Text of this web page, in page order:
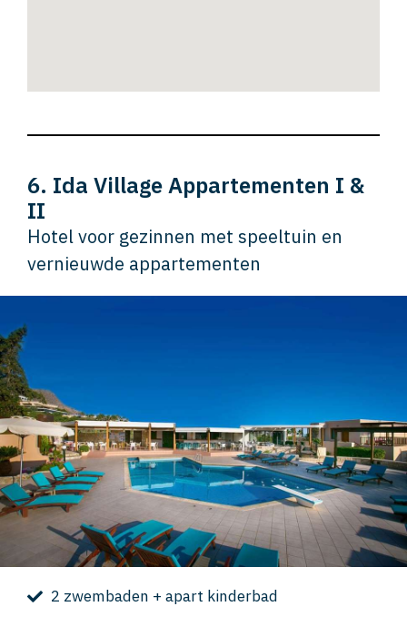
6. Ida Village Appartementen I &
II
Hotel voor gezinnen met speeltuin en
vernieuwde appartementen
2 zwembaden + apart kinderbad